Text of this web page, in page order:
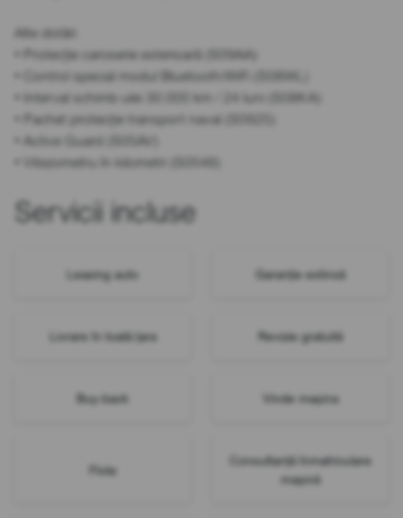
Alte dotări
• Protecție caroserie exterioară (S09AA)
• Control special modul Bluetooth/WiFi (S08WL)
• Interval schimb ulei 30.000 km / 24 luni (S08KA)
• Pachet protecție transport naval (S0925)
• Active Guard (S05AV)
• Vitezometru în kilometri (S0548)
Servicii incluse
Leasing auto Garanție extinsă
Livrare în toată țara Revizie gratuită
Buy-back Vinde mașina
Flote
Consultanță înmatriculare
mașină